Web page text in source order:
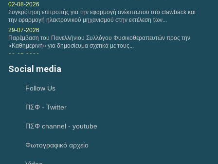
Κυριακή, 12 Ιουλ 2026
Ελληνική εκπροσώπηση στις Ομάδες Εργασίας της
Ευρωπαϊκής Περιφέρειας της World Physiotherapy για
την...
02-08-2026
Συγκρότηση επιτροπής για την εφαρμογή ανέκπτωτου στο clawback και
την εφαρμογή ηλεκτρονικού μηχανισμού στην εκτέλεση των...
29-07-2026
Παρέμβαση του Πανελλήνιου Συλλόγου Φυσικοθεραπευτών προς την
«Καθημερινή» για δημοσίευμα σχετικά με τους...
28-07-2026
28-07-2026
του Π.Σ.Φ.
Κατανομή των 45 θέσεων ΤΕ Φυσικοθεραπείας
Δημοσίευση των εγγράφων που εγκρίθηκαν στην 15η Γενική Συνέλευση
17-07-2026
ΠΑΡΑΤΑΣΗ ΗΜΕΡΟΜΗΝΙΑΣ ΥΠΟΒΟΛΗΣ ΔΙΚΑΙΟΛΟΓΗΤΙΚΩΝ ΤΗΣ ΜΕ
Social media
Follow Us
ΠΣΦ - Twitter
ΠΣΦ channel - youtube
Φωτογραφικό αρχείο